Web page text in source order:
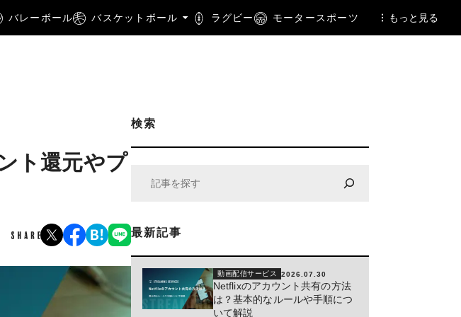
バレーボール バスケットボール ラグビー モータースポーツ もっと見る
ト還元やプ
検索
最新記事
動画配信サービス 2026.07.30
Netflixのアカウント共有の方法
は？基本的なルールや手順につ
いて解説